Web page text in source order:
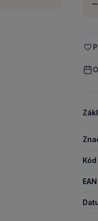
-
EAN